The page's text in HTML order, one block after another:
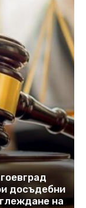
досъдебни
на